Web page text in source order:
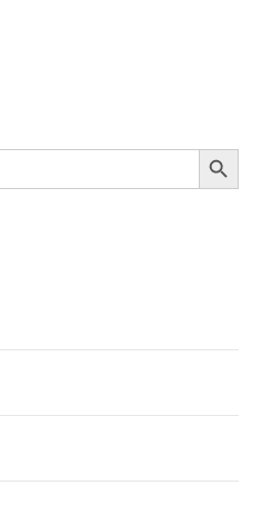
Search Button